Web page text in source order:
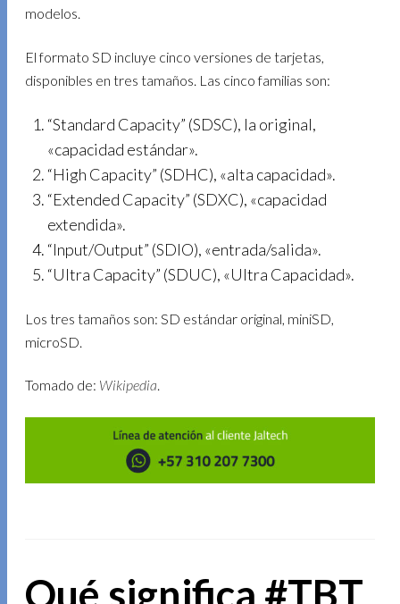
modelos.
El formato SD incluye cinco versiones de tarjetas,
disponibles en tres tamaños. Las cinco familias son:
“Standard Capacity” (SDSC), la original,
«capacidad estándar».
“High Capacity” (SDHC), «alta capacidad».
“Extended Capacity” (SDXC), «capacidad
extendida».
“Input/Output” (SDIO), «entrada/salida».
“Ultra Capacity” (SDUC), «Ultra Capacidad».
Los tres tamaños son: SD estándar original, miniSD,
microSD.
Tomado de: Wikipedia.